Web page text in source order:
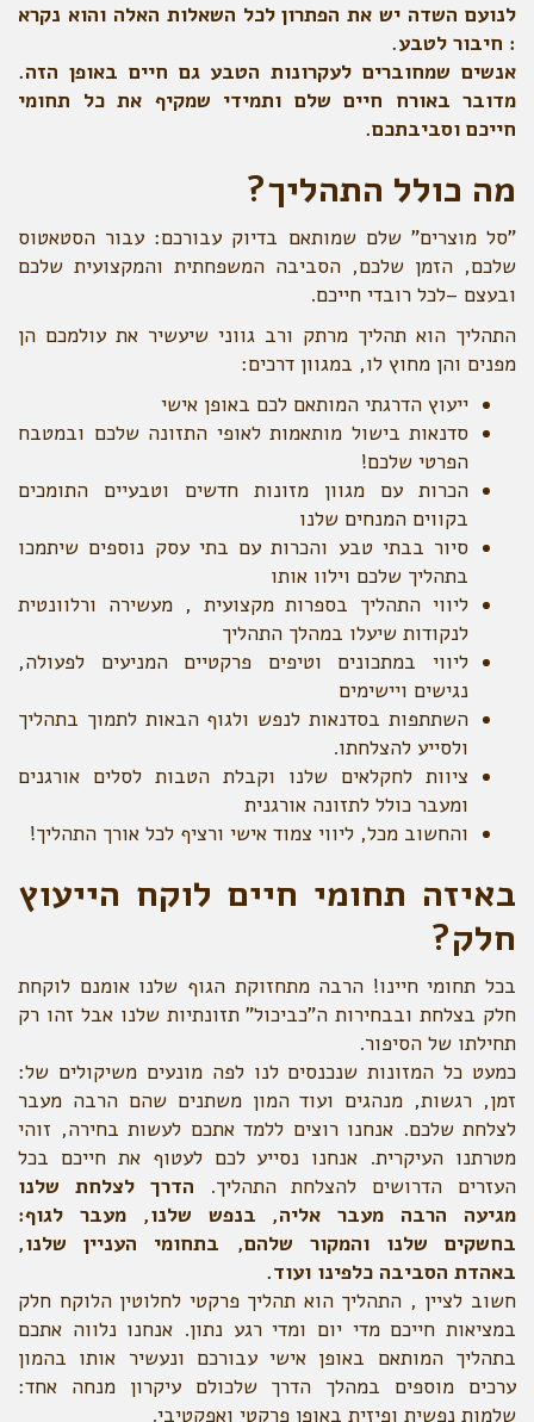
לנועם השדה יש את הפתרון לכל השאלות האלה והוא נקרא
: חיבור לטבע.
אנשים שמחוברים לעקרונות הטבע גם חיים באופן הזה.
מדובר באורח חיים שלם ותמידי שמקיף את כל תחומי
חייכם וסביבתכם.
מה כולל התהליך?
"סל מוצרים" שלם שמותאם בדיוק עבורכם: עבור הסטאטוס
שלכם, הזמן שלכם, הסביבה המשפחתית והמקצועית שלכם
ובעצם –לכל רובדי חייכם.
התהליך הוא תהליך מרתק ורב גווני שיעשיר את עולמכם הן
מפנים והן מחוץ לו, במגוון דרכים:
ייעוץ הדרגתי המותאם לכם באופן אישי
סדנאות בישול מותאמות לאופי התזונה שלכם ובמטבח
הפרטי שלכם!
הכרות עם מגוון מזונות חדשים וטבעיים התומכים
בקווים המנחים שלנו
סיור בבתי טבע והכרות עם בתי עסק נוספים שיתמכו
בתהליך שלכם וילוו אותו
ליווי התהליך בספרות מקצועית , מעשירה ורלוונטית
לנקודות שיעלו במהלך התהליך
ליווי במתכונים וטיפים פרקטיים המניעים לפעולה,
נגישים ויישימים
השתתפות בסדנאות לנפש ולגוף הבאות לתמוך בתהליך
ולסייע להצלחתו.
ציוות לחקלאים שלנו וקבלת הטבות לסלים אורגנים
ומעבר כולל לתזונה אורגנית
והחשוב מכל, ליווי צמוד אישי ורציף לכל אורך התהליך!
באיזה תחומי חיים לוקח הייעוץ
חלק?
בכל תחומי חיינו! הרבה מתחזוקת הגוף שלנו אומנם לוקחת
חלק בצלחת ובבחירות ה"כביכול" תזונתיות שלנו אבל זהו רק
תחילתו של הסיפור.
כמעט כל המזונות שנכנסים לנו לפה מונעים משיקולים של:
זמן, רגשות, מנהגים ועוד המון משתנים שהם הרבה מעבר
לצלחת שלכם. אנחנו רוצים ללמד אתכם לעשות בחירה, זוהי
מטרתנו העיקרית. אנחנו נסייע לכם לעטוף את חייכם בכל
העזרים הדרושים להצלחת התהליך. הדרך לצלחת שלנו
מגיעה הרבה מעבר אליה, בנפש שלנו, מעבר לגוף:
בחשקים שלנו והמקור שלהם, בתחומי העניין שלנו,
באהדת הסביבה כלפינו ועוד.
חשוב לציין , התהליך הוא תהליך פרקטי לחלוטין הלוקח חלק
במציאות חייכם מדי יום ומדי רגע נתון. אנחנו נלווה אתכם
בתהליך המותאם באופן אישי עבורכם ונעשיר אותו בהמון
ערכים מוספים במהלך הדרך שלכולם עיקרון מנחה אחד:
שלמות נפשית ופיזית באופן פרקטי ואפקטיבי.